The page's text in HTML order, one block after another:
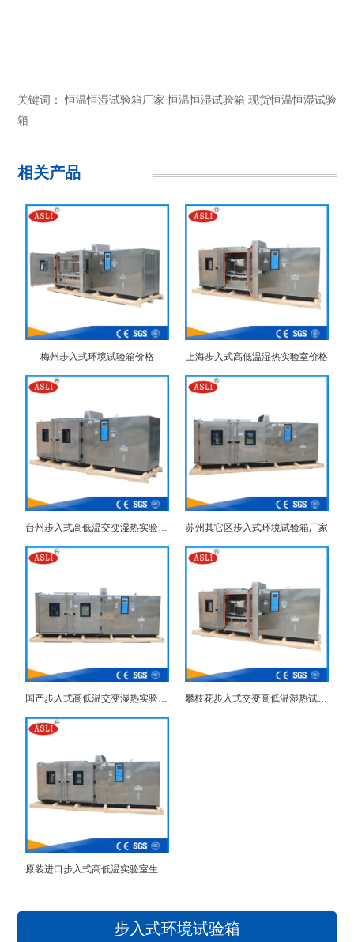
关键词：恒温恒湿试验箱厂家 恒温恒湿试验箱 现货恒温恒湿试验
箱
相关产品
梅州步入式环境试验箱价格 上海步入式高低温湿热实验室价格
台州步入式高低温交变湿热实验室品牌 苏州其它区步入式环境试验箱厂家
国产步入式高低温交变湿热实验室厂家 攀枝花步入式交变高低温湿热试验箱
原装进口步入式高低温实验室生产商
步入式环境试验箱